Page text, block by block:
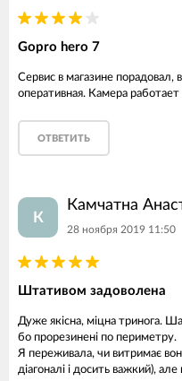
Gopro hero 7
Сервис в магазине порадовал,
оперативная. Камера
ОТВЕТИТЬ
К
Камчатна
28 ноября 2019 11:50
Штативом задоволена
Дуже якісна, міцна тринога.
бо прорезинені по периметру.
Я переживала, чи витримає
діагоналі і досить важкий),